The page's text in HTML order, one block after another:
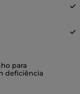
para
deficiência